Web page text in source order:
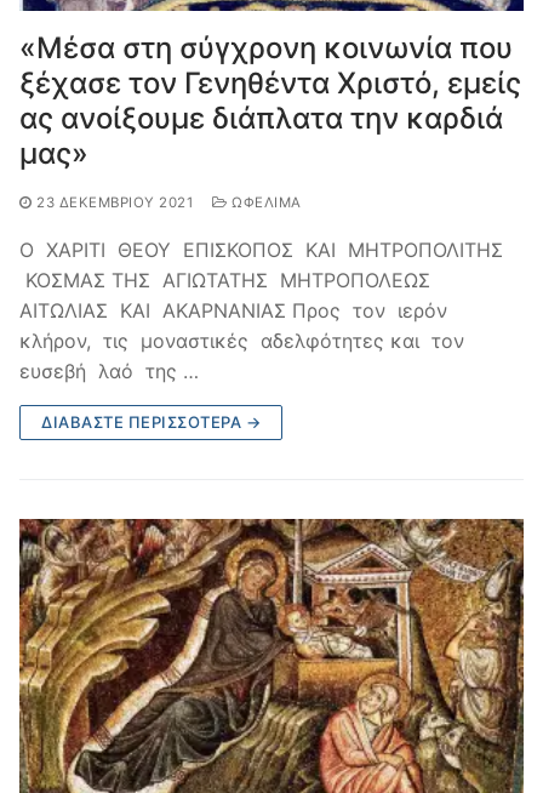
«Μέσα στη σύγχρονη κοινωνία που
ξέχασε τον Γενηθέντα Χριστό, εμείς
ας ανοίξουμε διάπλατα την καρδιά
μας»
23 ΔΕΚΕΜΒΡΊΟΥ 2021 ΩΦΈΛΙΜΑ
Ο ΧΑΡΙΤΙ ΘΕΟΥ ΕΠΙΣΚΟΠΟΣ ΚΑΙ ΜΗΤΡΟΠΟΛΙΤΗΣ
ΚΟΣΜΑΣ ΤΗΣ ΑΓΙΩΤΑΤΗΣ ΜΗΤΡΟΠΟΛΕΩΣ
ΑΙΤΩΛΙΑΣ ΚΑΙ ΑΚΑΡΝΑΝΙΑΣ Προς τον ιερόν
κλήρον, τις μοναστικές αδελφότητες και τον
ευσεβή λαό της …
ΔΙΑΒΆΣΤΕ ΠΕΡΙΣΣΌΤΕΡΑ →